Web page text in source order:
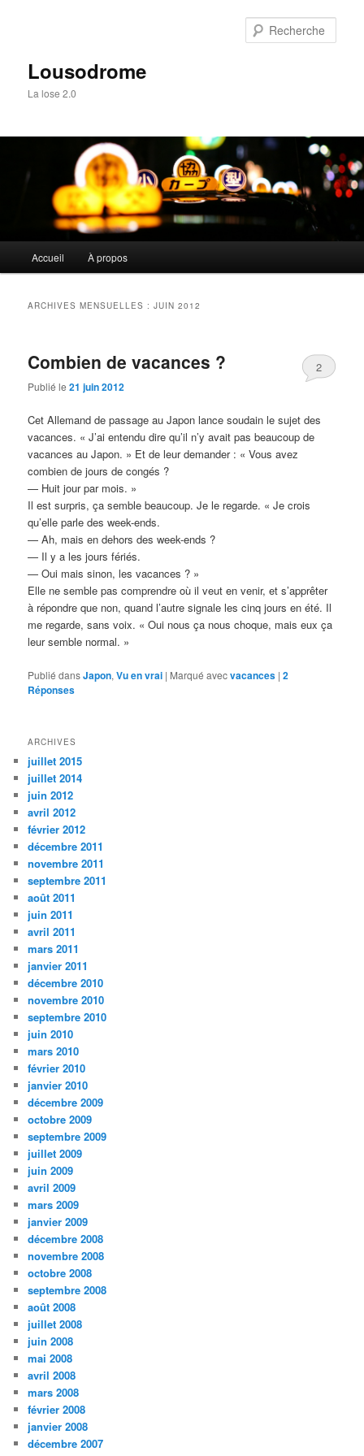
Lousodrome
La lose 2.0
principal
Accueil À propos
ARCHIVES MENSUELLES :JUIN 2012
Combien de vacances ?
Publié le21 juin 2012
2
Cet Allemand de passage au Japon lance soudain le sujet des
vacances. « J’ai entendu dire qu’il n’y avait pas beaucoup de
vacances au Japon. » Et de leur demander : « Vous avez
combien de jours de congés ?
— Huit jour par mois. »
Il est surpris, ça semble beaucoup. Je le regarde. « Je crois
qu’elle parle des week-ends.
— Ah, mais en dehors des week-ends ?
— Il y a les jours fériés.
— Oui mais sinon, les vacances ? »
Elle ne semble pas comprendre où il veut en venir, et s’apprêter
à répondre que non, quand l’autre signale les cinq jours en été. Il
me regarde, sans voix. « Oui nous ça nous choque, mais eux ça
leur semble normal. »
Publié dansJapon,Vu en vrai | Marqué avecvacances |2
Réponses
ARCHIVES
juillet 2015
juillet 2014
juin 2012
avril 2012
février 2012
décembre 2011
novembre 2011
septembre 2011
août 2011
juin 2011
avril 2011
mars 2011
janvier 2011
décembre 2010
novembre 2010
septembre 2010
juin 2010
mars 2010
février 2010
janvier 2010
décembre 2009
octobre 2009
septembre 2009
juillet 2009
juin 2009
avril 2009
mars 2009
janvier 2009
décembre 2008
novembre 2008
octobre 2008
septembre 2008
août 2008
juillet 2008
juin 2008
mai 2008
avril 2008
mars 2008
février 2008
janvier 2008
décembre 2007